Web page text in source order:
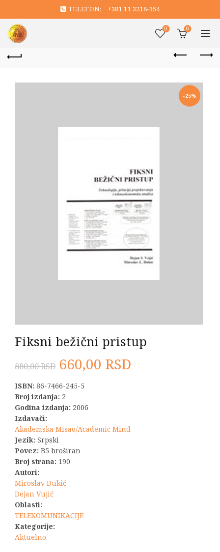
TELEFON: +381 11 3218-354
0 0
-25%
Fiksni bežični pristup
880,00RSD Originalna
cena
je
bila:
880,00 RSD.
660,00 RSD
ISBN: 86-7466-245-5
Broj izdanja: 2
Godina izdanja: 2006
Izdavači:
Akademska Misao/Academic Mind
Jezik: Srpski
Povez: B5 broširan
Broj strana: 190
Autori:
Miroslav Dukić
Dejan Vujić
Oblasti:
TELEKOMUNIKACIJE
Kategorije:
Aktuelno